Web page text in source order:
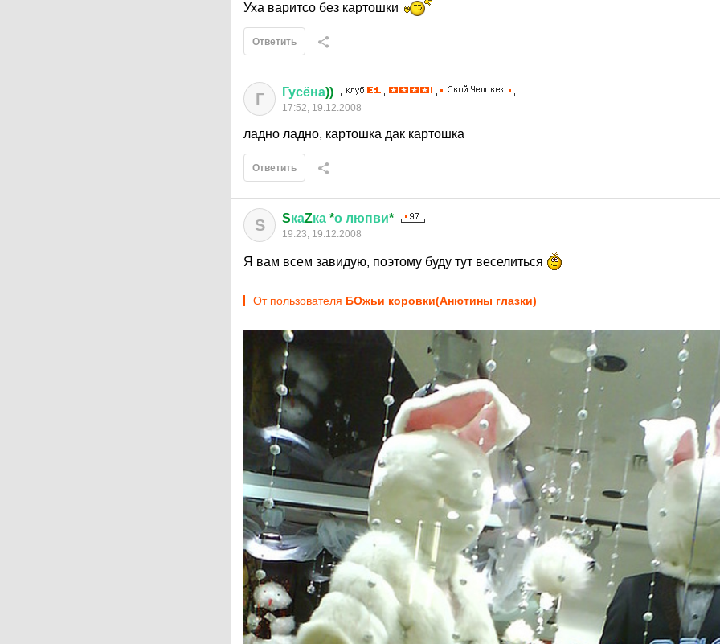
Уха варитсо без картошки
Ответить
Г Гусёна))
17:52, 19.12.2008
ладно ладно, картошка дак картошка
Ответить
S SкаZка *о люпви*
19:23, 19.12.2008
Я вам всем завидую, поэтому буду тут веселиться
От пользователя БОжьи коровки(Анютины глазки)